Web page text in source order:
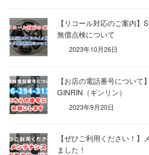
【リコール対応のご案内
無償点検について
2023年10月26日
【お店の電話番号について
GINRIN（ギンリン）
2023年9月20日
【ぜひご利用ください！
ました！